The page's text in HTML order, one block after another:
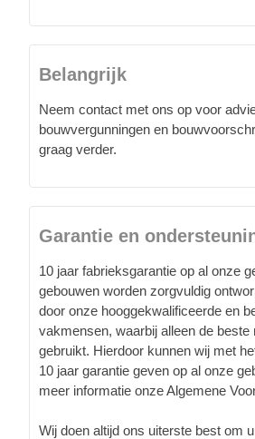
Belangrijk
Neem contact met ons op voor
bouwvergunningen en
graag verder.
Garantie en
10 jaar fabrieksgarantie op al onze
gebouwen worden zorgvuldig
door onze hooggekwalificeerde en
vakmensen, waarbij alleen de beste
gebruikt. Hierdoor kunnen wij met
10 jaar garantie geven op al onze
meer informatie onze Algemene
Wij doen altijd ons uiterste best om